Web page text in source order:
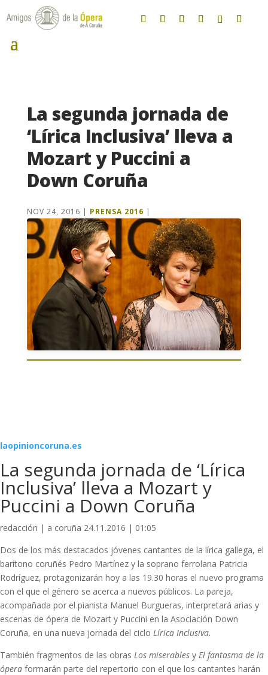
La segunda jornada de
‘Lírica Inclusiva’ lleva a
Mozart y Puccini a
Down Coruña
NOV 24, 2016 | PRENSA 2016 |
laopinioncoruna.es
La segunda jornada de ‘Lírica
Inclusiva’ lleva a Mozart y
Puccini a Down Coruña
redacción | a coruña 24.11.2016 | 01:05
Dos de los más destacados jóvenes cantantes de la lírica gallega, el
barítono coruñés Pedro Martínez y la soprano ferrolana Patricia
Rodríguez, protagonizarán hoy a las 19.30 horas el nuevo programa
con el que el género se acerca a nuevos públicos. La pareja,
acompañada por el pianista Manuel Burgueras, interpretará arias y
escenas de ópera de Mozart y Puccini en la Asociación Down
Coruña, en una nueva jornada del ciclo Lírica Inclusiva.
También fragmentos de las obras Los miserables y El fantasma de la
ópera formarán parte del repertorio con el que los cantantes harán